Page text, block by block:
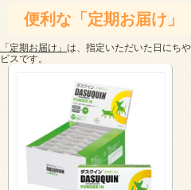
便利な「定期お届け」
「定期お届け」 は、指定いただいた日にち
ビスです。